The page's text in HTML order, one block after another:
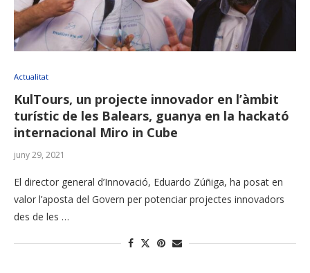
Actualitat
KulTours, un projecte innovador en l’àmbit
turístic de les Balears, guanya en la hackató
internacional Miro in Cube
juny 29, 2021
El director general d’Innovació, Eduardo Zúñiga, ha posat en
valor l’aposta del Govern per potenciar projectes innovadors
des de les …